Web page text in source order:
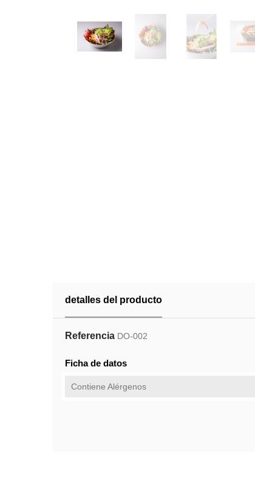
detalles del producto
Referencia DO-002
Ficha de datos
Contiene Alérgenos